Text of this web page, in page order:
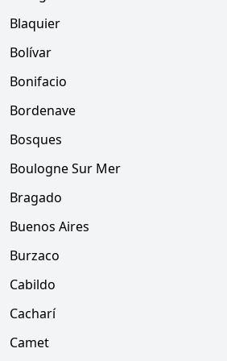
Blaquier
Bolívar
Bonifacio
Bordenave
Bosques
Boulogne Sur Mer
Bragado
Buenos Aires
Burzaco
Cabildo
Cacharí
Camet